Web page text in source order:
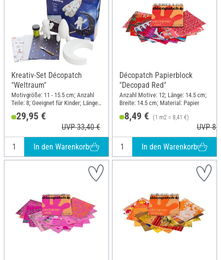
Kreativ-Set Décopatch
"Weltraum"
Motivgröße: 11 - 15.5 cm; Anzahl
Teile: 8; Geeignet für Kinder; Länge:
27 cm; Breite: 26.5 cm; Material:
Pappmaché, Papier, Holz
29,95 €
UVP 33,40 €
In den Warenkorb
Décopatch Papierblock
"Decopad Red"
Anzahl Motive: 12; Länge: 14.5 cm;
Breite: 14.5 cm; Material: Papier
8,49 € (1 m2 = 8,41 €)
UVP
In den Warenkorb